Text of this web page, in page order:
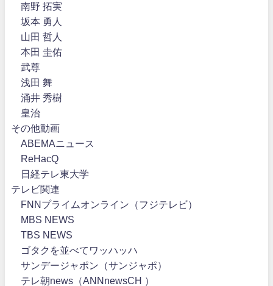
南野 拓実
坂本 勇人
山田 哲人
本田 圭佑
武尊
浅田 舞
涌井 秀樹
皇治
その他動画
ABEMAニュース
ReHacQ
日経テレ東大学
テレビ関連
FNNプライムオンライン（フジテレビ）
MBS NEWS
TBS NEWS
ゴタクを並べてワッハッハ
サンデージャポン（サンジャポ）
テレ朝news（ANNnewsCH ）